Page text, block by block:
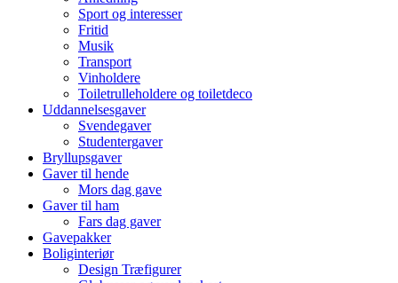
Sport og interesser
Fritid
Musik
Transport
Vinholdere
Toiletrulleholdere og toiletdeco
Uddannelsesgaver
Svendegaver
Studentergaver
Bryllupsgaver
Gaver til hende
Mors dag gave
Gaver til ham
Fars dag gaver
Gavepakker
Boliginteriør
Design Træfigurer